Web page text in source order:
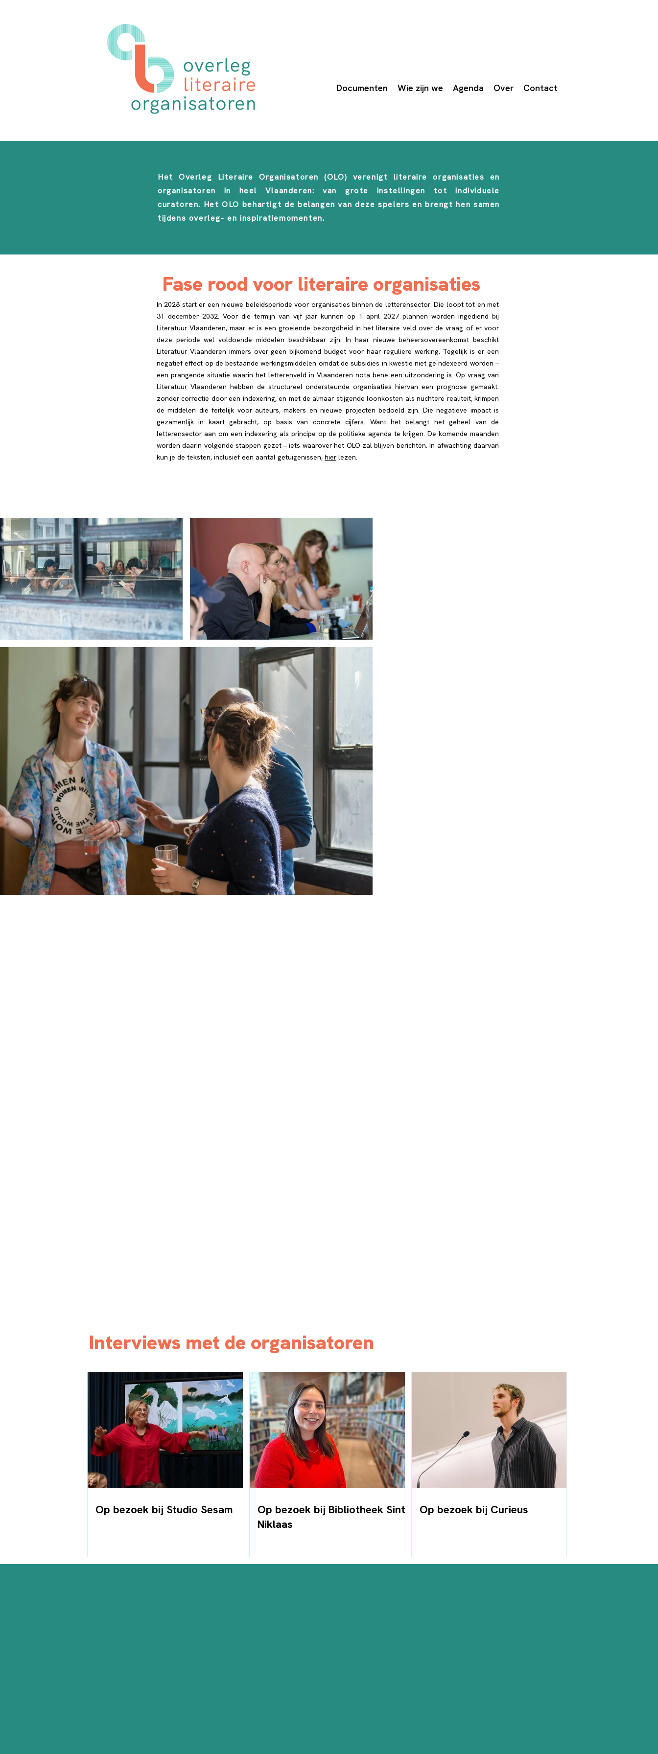
Documenten Wie zijn we Agenda Over Contact
Het Overleg Literaire Organisatoren (OLO) verenigt literaire organisaties en
organisatoren in heel Vlaanderen: van grote instellingen tot individuele
curatoren. Het OLO behartigt de belangen van deze spelers en brengt hen samen
tijdens overleg- en inspiratiemomenten.
Fase rood voor literaire organisaties
In 2028 start er een nieuwe beleidsperiode voor organisaties binnen de letterensector. Die loopt tot en met
31 december 2032. Voor die termijn van vijf jaar kunnen op 1 april 2027 plannen worden ingediend bij
Literatuur Vlaanderen, maar er is een groeiende bezorgdheid in het literaire veld over de vraag of er voor
deze periode wel voldoende middelen beschikbaar zijn. In haar nieuwe beheersovereenkomst beschikt
Literatuur Vlaanderen immers over geen bijkomend budget voor haar reguliere werking. Tegelijk is er een
negatief effect op de bestaande werkingsmiddelen omdat de subsidies in kwestie niet geïndexeerd worden –
een prangende situatie waarin het letterenveld in Vlaanderen nota bene een uitzondering is. Op vraag van
Literatuur Vlaanderen hebben de structureel ondersteunde organisaties hiervan een prognose gemaakt:
zonder correctie door een indexering, en met de almaar stijgende loonkosten als nuchtere realiteit, krimpen
de middelen die feitelijk voor auteurs, makers en nieuwe projecten bedoeld zijn. Die negatieve impact is
gezamenlijk in kaart gebracht, op basis van concrete cijfers. Want het belangt het geheel van de
letterensector aan om een indexering als principe op de politieke agenda te krijgen. De komende maanden
worden daarin volgende stappen gezet – iets waarover het OLO zal blijven berichten. In afwachting daarvan
kun je de teksten, inclusief een aantal getuigenissen, hier lezen.
Interviews met de organisatoren
Op bezoek bij Studio Sesam
Op bezoek bij Bibliotheek Sint-
Niklaas
Op bezoek bij Curieus